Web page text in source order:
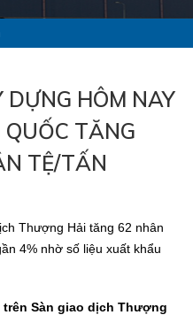
DỰNG HÔM NAY
TĂNG
TỆ/TẤN
Thượng Hải tăng 62 nhân
4% nhờ số liệu xuất khẩu
Sàn giao dịch Thượng